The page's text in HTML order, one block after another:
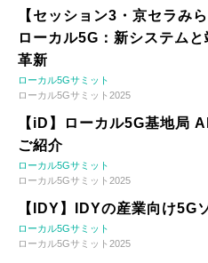
【セッション3・京セラみ
ローカル5G：新システム
革新
ローカル5Gサミット
ローカル5Gサミット2025
【iD】ローカル5G基地局
ご紹介
ローカル5Gサミット
ローカル5Gサミット2025
【IDY】IDYの産業向け5G
ローカル5Gサミット
ローカル5Gサミット2025